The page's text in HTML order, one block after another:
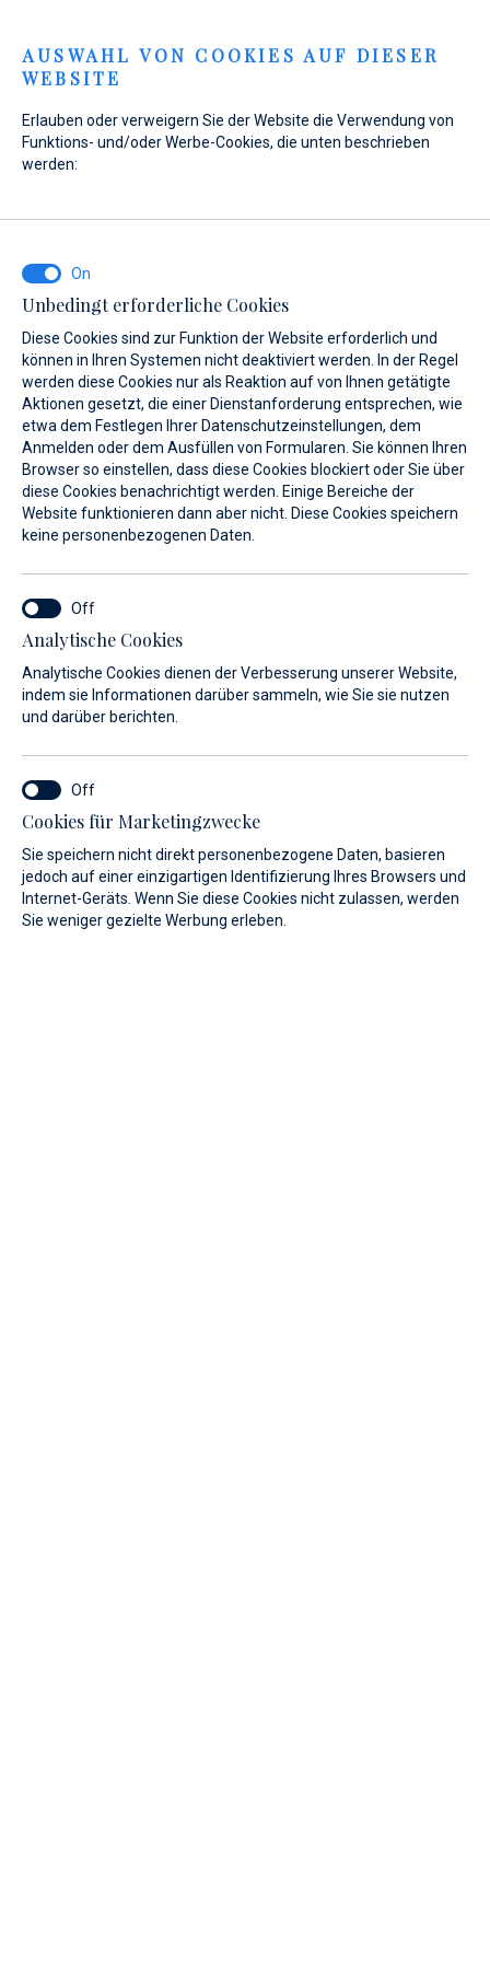
Meer erleben und
Träume beleben
Finden Sie Ihr Traumboot
Mit der Hilfe eines sachkundigen und hilfsbereiten
Beraters. Wir sind ein kroatisch-deutsches Unternehmen,
das eine Leidenschaft für das Segeln hegt und bereits seit
25 Jahren erfolgreich im Boot- und Yachthandel tätig ist.
Sehen Sie sich unsere breite Auswahl an Neu- und
Gebrauchtbooten zuverlässiger Marken an. Unter der
Führung engagierter Berater helfen wir Ihnen bei der
Entscheidung, die Ihren Wünschen perfekt entspricht.
Mehr erfahren
AUSWAHL VON COOKIES AUF DIESER
WEBSITE
Erlauben oder verweigern Sie der Website die Verwendung von
Funktions- und/oder Werbe-Cookies, die unten beschrieben
werden:
Unbedingt erforderliche Cookies
Diese Cookies sind zur Funktion der Website erforderlich und
können in Ihren Systemen nicht deaktiviert werden. In der Regel
werden diese Cookies nur als Reaktion auf von Ihnen getätigte
Aktionen gesetzt, die einer Dienstanforderung entsprechen, wie
etwa dem Festlegen Ihrer Datenschutzeinstellungen, dem
Anmelden oder dem Ausfüllen von Formularen. Sie können Ihren
Browser so einstellen, dass diese Cookies blockiert oder Sie über
diese Cookies benachrichtigt werden. Einige Bereiche der
Website funktionieren dann aber nicht. Diese Cookies speichern
keine personenbezogenen Daten.
Analytische Cookies
Analytische Cookies dienen der Verbesserung unserer Website,
indem sie Informationen darüber sammeln, wie Sie sie nutzen
und darüber berichten.
Cookies für Marketingzwecke
Sie speichern nicht direkt personenbezogene Daten, basieren
jedoch auf einer einzigartigen Identifizierung Ihres Browsers und
Internet-Geräts. Wenn Sie diese Cookies nicht zulassen, werden
Sie weniger gezielte Werbung erleben.